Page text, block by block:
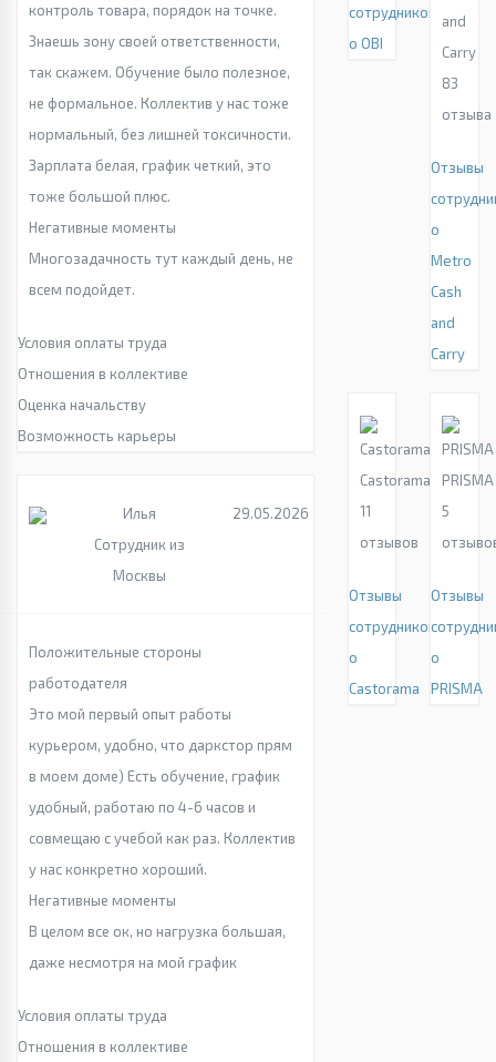
контроль товара, порядок на точке.
Знаешь зону своей ответственности,
так скажем. Обучение было полезное,
не формальное. Коллектив у нас тоже
нормальный, без лишней токсичности.
Зарплата белая, график четкий, это
тоже большой плюс.
Негативные моменты
Многозадачность тут каждый день, не
всем подойдет.
Условия оплаты труда
Отношения в коллективе
Оценка начальству
Возможность карьеры
Илья
Сотрудник из
Москвы
29.05.2026
Положительные стороны
работодателя
Это мой первый опыт работы
курьером, удобно, что даркстор прям
в моем доме) Есть обучение, график
удобный, работаю по 4-6 часов и
совмещаю с учебой как раз. Коллектив
у нас конкретно хороший.
Негативные моменты
В целом все ок, но нагрузка большая,
даже несмотря на мой график
Условия оплаты труда
Отношения в коллективе
сотрудников
о OBI
and
Carry
83
отзыва
Отзывы
о
Metro
Cash
and
Carry
Castorama
11
отзывов
Отзывы
сотрудников
о
Castorama
PRISMA
5
Отзывы
о
PRISMA